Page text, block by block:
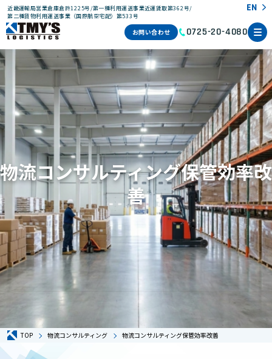
近畿運輸局営業倉庫倉許1225号/第一種利用運送事業近運賃取第362号/
第二種貨物利用運送事業（国際航空宅配）第533号
EN
お問い合わせ 0725-20-4080
物流コンサルティング保管効率改
善
TOP 物流コンサルティング 物流コンサルティング保管効率改善